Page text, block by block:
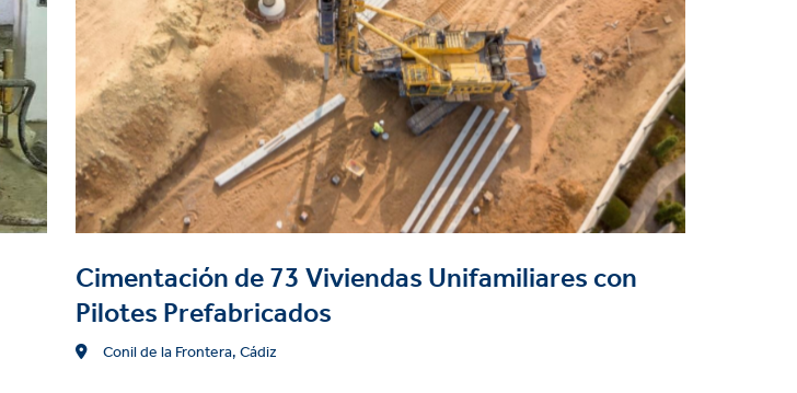
Cimentación de 73 Viviendas Unifamiliares con
Pilotes Prefabricados
Location
Conil de la Frontera, Cádiz